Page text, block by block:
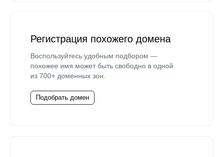
Регистрация похожего домена
Воспользуйтесь удобным подбором —
похожее имя может быть свободно в одной
из 700+ доменных зон.
Подобрать домен